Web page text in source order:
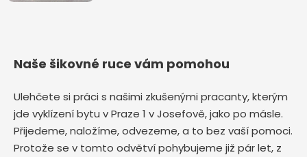
Naše šikovné ruce vám pomohou
Ulehčete si práci s našimi zkušenými pracanty, kterým
jde vyklízení bytu v Praze 1 v Josefově,jako po másle.
Přijedeme, naložíme, odvezeme, a to bez vaší pomoci.
Protože se v tomto odvětví pohybujeme již pár let, z